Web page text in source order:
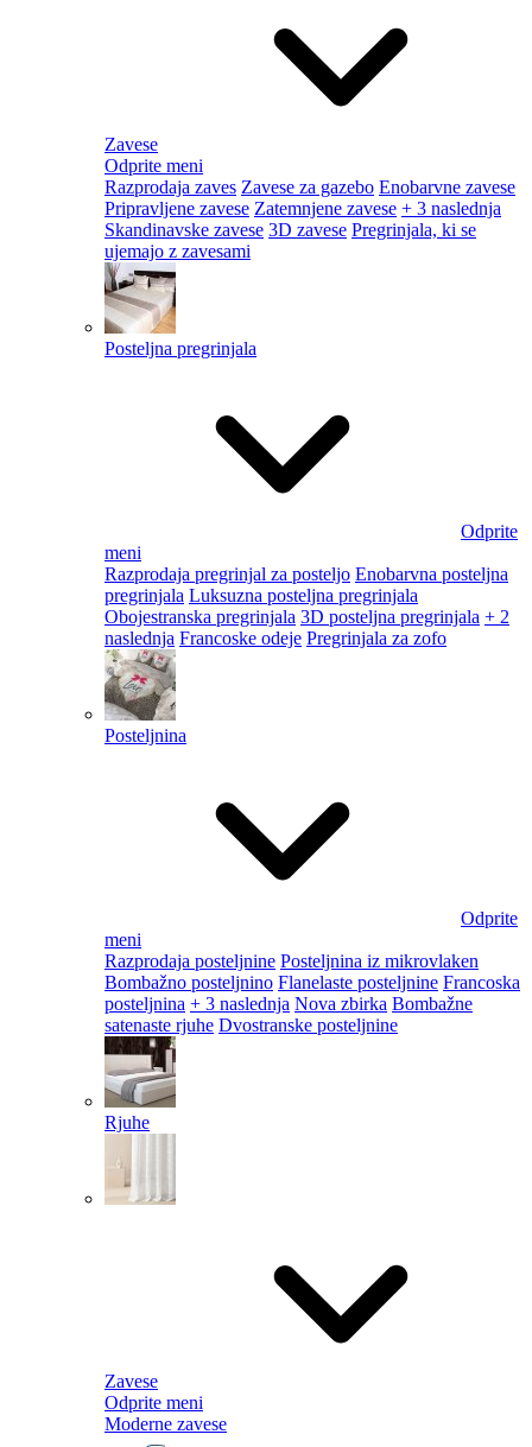
Zavese
Odprite meni
Razprodaja zaves Zavese za gazebo Enobarvne zavese
Pripravljene zavese Zatemnjene zavese + 3 naslednja
Skandinavske zavese 3D zavese Pregrinjala, ki se
ujemajo z zavesami
Posteljna pregrinjala
Odprite
meni
Razprodaja pregrinjal za posteljo Enobarvna posteljna
pregrinjala Luksuzna posteljna pregrinjala
Obojestranska pregrinjala 3D posteljna pregrinjala + 2
naslednja Francoske odeje Pregrinjala za zofo
Posteljnina
Odprite
meni
Razprodaja posteljnine Posteljnina iz mikrovlaken
Bombažno posteljnino Flanelaste posteljnine Francoska
posteljnina + 3 naslednja Nova zbirka Bombažne
satenaste rjuhe Dvostranske posteljnine
Rjuhe
Zavese
Odprite meni
Moderne zavese